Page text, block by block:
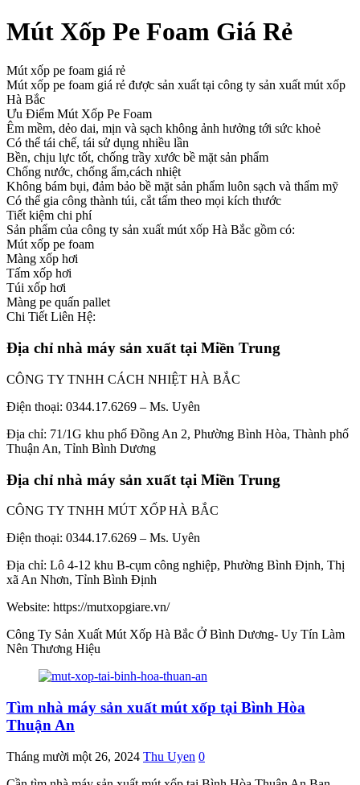
Mút Xốp Pe Foam Giá Rẻ
Mút xốp pe foam giá rẻ
Mút xốp pe foam giá rẻ được sản xuất tại công ty sản xuất mút xốp
Hà Bắc
Ưu Điểm Mút Xốp Pe Foam
Êm mềm, dẻo dai, mịn và sạch không ảnh hưởng tới sức khoẻ
Có thể tái chế, tái sử dụng nhiều lần
Bền, chịu lực tốt, chống trầy xước bề mặt sản phẩm
Chống nước, chống ẩm,cách nhiệt
Không bám bụi, đảm bảo bề mặt sản phẩm luôn sạch và thẩm mỹ
Có thể gia công thành túi, cắt tấm theo mọi kích thước
Tiết kiệm chi phí
Sản phẩm của công ty sản xuất mút xốp Hà Bắc gồm có:
Mút xốp pe foam
Màng xốp hơi
Tấm xốp hơi
Túi xốp hơi
Màng pe quấn pallet
Chi Tiết Liên Hệ:
Địa chỉ nhà máy sản xuất tại Miền Trung
CÔNG TY TNHH CÁCH NHIỆT HÀ BẮC
Điện thoại: 0344.17.6269 – Ms. Uyên
Địa chỉ: 71/1G khu phố Đồng An 2, Phường Bình Hòa, Thành phố
Thuận An, Tỉnh Bình Dương
Địa chỉ nhà máy sản xuất tại Miền Trung
CÔNG TY TNHH MÚT XỐP HÀ BẮC
Điện thoại: 0344.17.6269 – Ms. Uyên
Địa chỉ: Lô 4-12 khu B-cụm công nghiệp, Phường Bình Định, Thị
xã An Nhơn, Tỉnh Bình Định
Website: https://mutxopgiare.vn/
Công Ty Sản Xuất Mút Xốp Hà Bắc Ở Bình Dương- Uy Tín Làm
Nên Thương Hiệu
Tìm nhà máy sản xuất mút xốp tại Bình Hòa
Thuận An
Tháng mười một 26, 2024 Thu Uyen 0